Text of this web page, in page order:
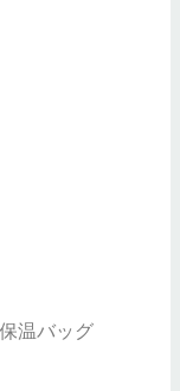
温バッグ